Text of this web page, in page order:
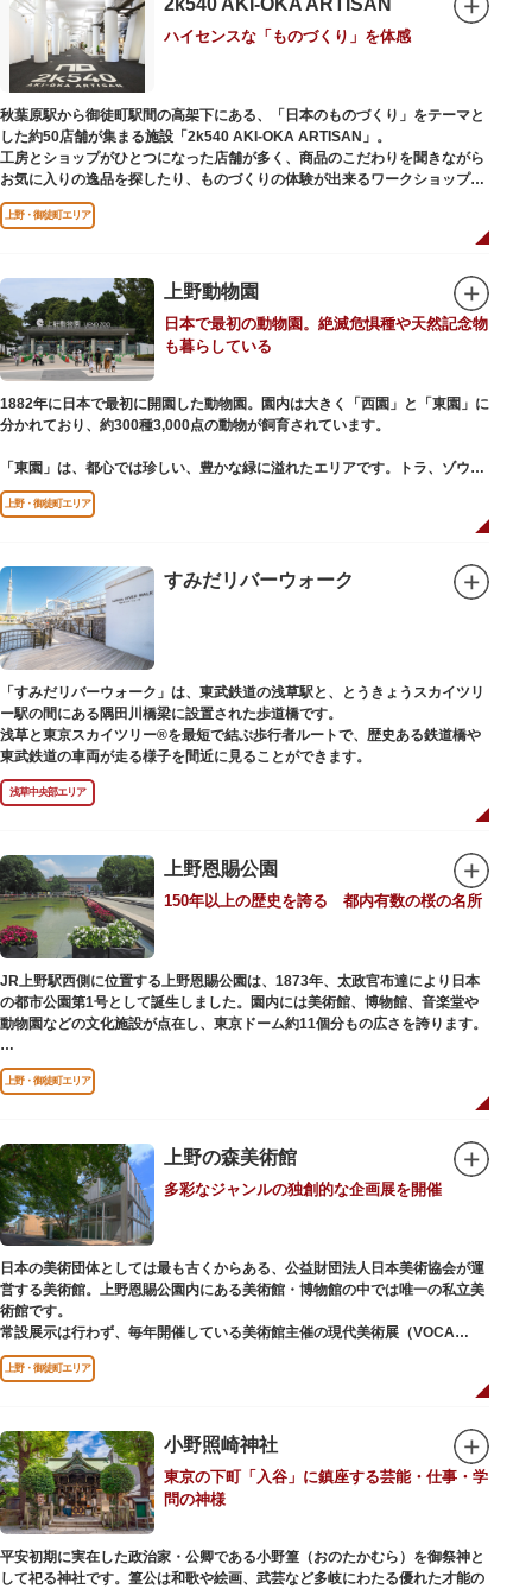
参拝は6:00～17:00（御朱印の授与は9:00～17:00）
ハイセンスな「ものづくり」を体感
秋葉原駅から御徒町駅間の高架下にある、「日本のものづくり」をテーマと
した約50店舗が集まる施設「2k540 AKI-OKA ARTISAN」。
工房とショップがひとつになった店舗が多く、商品のこだわりを聞きながら
お気に入りの逸品を探したり、ものづくりの体験が出来るワークショップに
参加して自分だけのオリジナル商品を作ったり、クリエイターと直接コミュ
ニケーションをとりながらのショッピングが楽しめます。飲食店もあるので
ないぬくもりと、新しいデザインの商品に出会うことができます。
名前の由来は、東京駅から2k540m付近にあることから「2k540」、秋葉原
駅（AKIHABARA）と御徒町駅（OKACHIMACHI）の間にあるという造語
「AKI-OKA」、フランス語で「職人」を意味する「ARTISAN」を組み合わ
せたもの。
施設周辺は、江戸の文化を伝える伝統工芸職人の街だったという背景もあ
り、現在もジュエリーや皮製品を扱うお店が多く、高いセンスとクオリティ
をもった店舗が集結しています。
上野・御徒町エリア
上野動物園
日本で最初の動物園。絶滅危惧種や天然記念物
も暮らしている
1882年に日本で最初に開園した動物園。園内は大きく「西園」と「東園」に
分かれており、約300種3,000点の動物が飼育されています。
「東園」は、都心では珍しい、豊かな緑に溢れたエリアです。トラ、ゾウな
どが住む森エリアや、ホッキョクグマやアザラシが住む海エリアでは、水浴
びなど迫力あるシーンが目撃できることもあります。国指定重要文化財の
一方「西園」は、蓮の名所としても知られる風光明媚な「不忍池」のほとり
に位置する区域。キリンやサイなどの人気動物をはじめ、アイアイや“動か
ない鳥”として話題のハシビロコウなどユニークな種も見られます。
子ども動物園「すてっぷ」では、小動物を間近で観察することを通じて、命
の大切さや生きものの魅力が学べる体験プログラムが実施されています。
歩き疲れたり、お腹が空いてきたら、園内にいくつかあるフードショップで
休憩しましょう。それぞれのお店で、動物たちをモチーフにした可愛いフー
ドやスイーツが食べられます。オリジナルグッズを取り扱うギフトショップ
も必見です。
上野・御徒町エリア
すみだリバーウォーク
「すみだリバーウォーク」は、東武鉄道の浅草駅と、とうきょうスカイツリ
ー駅の間にある隅田川橋梁に設置された歩道橋です。
浅草と東京スカイツリー®を最短で結ぶ歩行者ルートで、歴史ある鉄道橋や
東武鉄道の車両が走る様子を間近に見ることができます。
浅草中央部エリア
上野恩賜公園
150年以上の歴史を誇る 都内有数の桜の名所
JR上野駅西側に位置する上野恩賜公園は、1873年、太政官布達により日本
の都市公園第1号として誕生しました。園内には美術館、博物館、音楽堂や
動物園などの文化施設が点在し、東京ドーム約11個分もの広さを誇ります。
ソメイヨシノやヤマザクラなど約1,200本の桜が植えられた園内は、桜の名
所としても有名。シーズンにはライトアップされた夜桜が一層風情を添え、
例年延べ330万人近い人出となります。不忍池（しのばずのいけ）は江戸時
ので、バードウォッチングを楽しむ人の姿も見られるスポットです。
美術館や博物館で国内外の芸術作品や文化・自然科学に触れたり、歴史の薫
りを感じながら史跡巡りを楽しんではいかがでしょうか。1日では見てまわ
りきれないほどの魅力にあふれた公園です。
上野・御徒町エリア
上野の森美術館
多彩なジャンルの独創的な企画展を開催
日本の美術団体としては最も古くからある、公益財団法人日本美術協会が運
営する美術館。上野恩賜公園内にある美術館・博物館の中では唯一の私立美
術館です。
常設展示は行わず、毎年開催している美術館主催の現代美術展（VOCA
展）、公募展（上野の森美術館大賞展、日本の自然を描く展）のほか、マン
ガから書展にいたるまで定期的に多彩なジャンルの独創的な企画展を開催し
別館の1階には、小企画展などの開催もできる上野の森美術館ギャラリー、
そして、3階には上野の森アートスクールが設置され、初心者から熟練者を
対象とした油彩・アクリル、水彩、日本画のクラスや、週末に受講できる単
発講座などを開催しています。
上野・御徒町エリア
小野照崎神社
東京の下町「入谷」に鎮座する芸能・仕事・学
問の神様
平安初期に実在した政治家・公卿である小野篁（おのたかむら）を御祭神と
して祀る神社です。篁公は和歌や絵画、武芸など多岐にわたる優れた才能の